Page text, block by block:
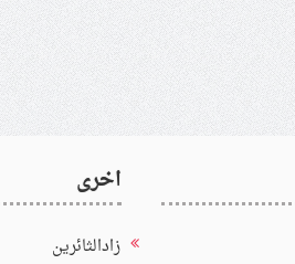
اخرى
زادالثائرين